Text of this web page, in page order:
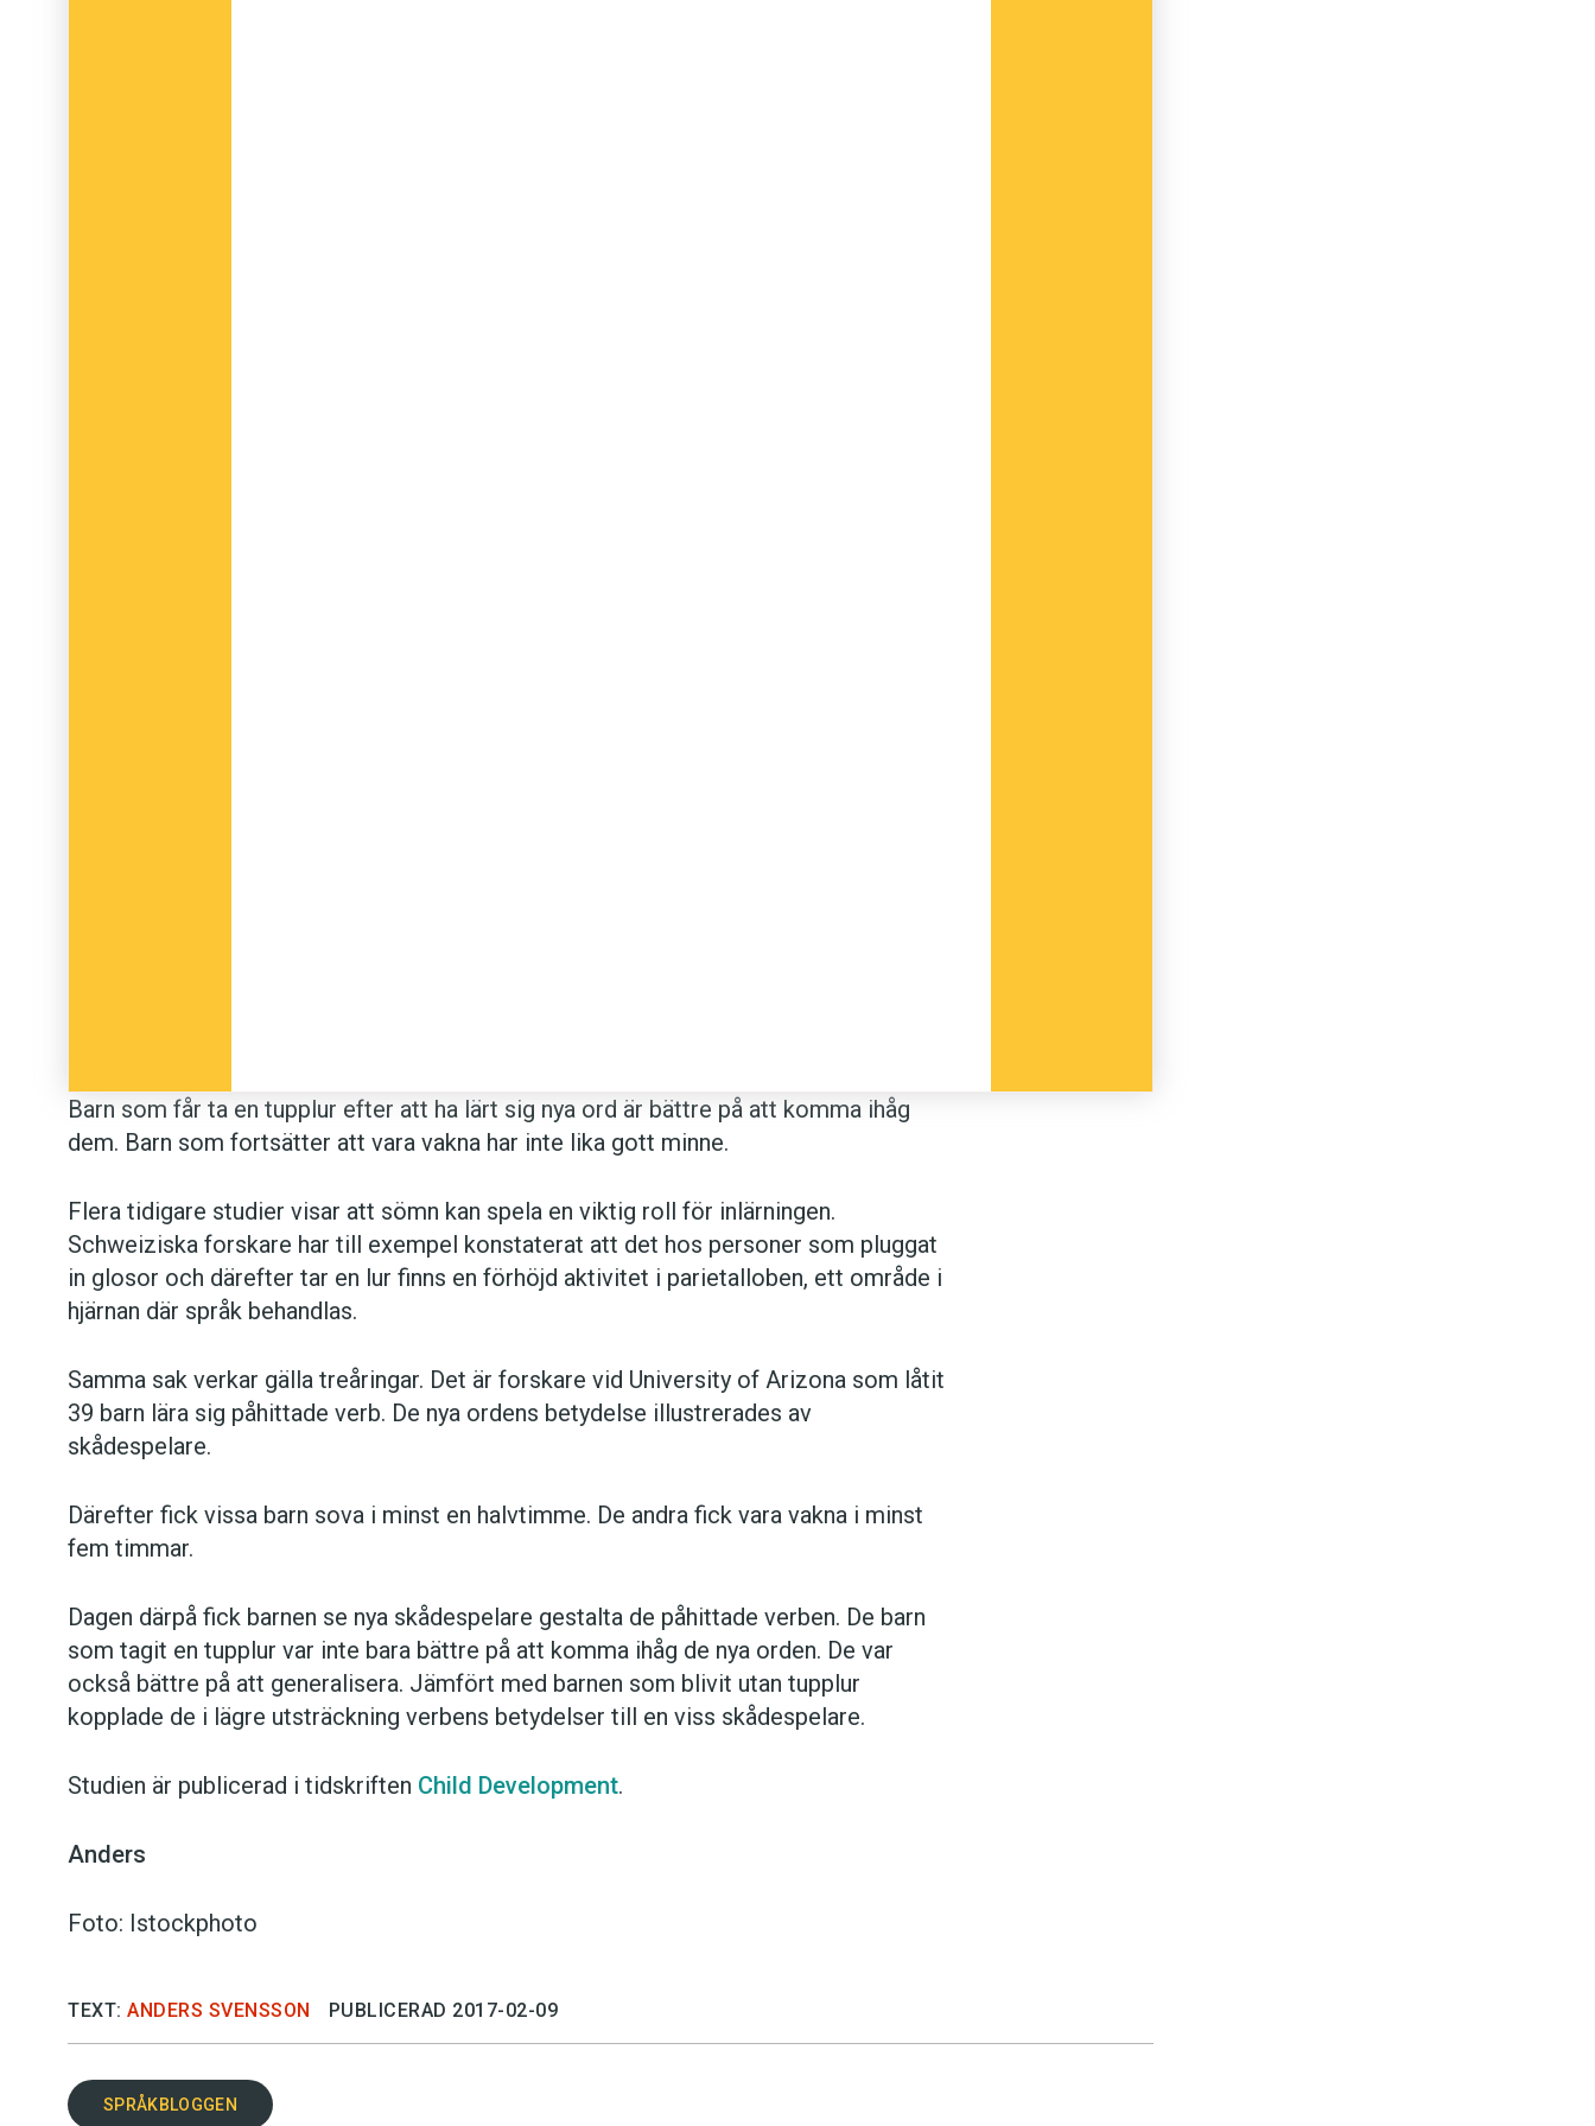
Barn som får ta en tupplur efter att ha lärt sig nya ord är bättre på att komma ihåg
dem. Barn som fortsätter att vara vakna har inte lika gott minne.
Flera tidigare studier visar att sömn kan spela en viktig roll för inlärningen.
Schweiziska forskare har till exempel konstaterat att det hos personer som pluggat
in glosor och därefter tar en lur finns en förhöjd aktivitet i parietalloben, ett område i
hjärnan där språk behandlas.
Samma sak verkar gälla treåringar. Det är forskare vid University of Arizona som låtit
39 barn lära sig påhittade verb. De nya ordens betydelse illustrerades av
skådespelare.
Därefter fick vissa barn sova i minst en halvtimme. De andra fick vara vakna i minst
fem timmar.
Dagen därpå fick barnen se nya skådespelare gestalta de påhittade verben. De barn
som tagit en tupplur var inte bara bättre på att komma ihåg de nya orden. De var
också bättre på att generalisera. Jämfört med barnen som blivit utan tupplur
kopplade de i lägre utsträckning verbens betydelser till en viss skådespelare.
Studien är publicerad i tidskriften Child Development.
Anders
Foto: Istockphoto
TEXT: ANDERS SVENSSON PUBLICERAD 2017-02-09
SPRÅKBLOGGEN